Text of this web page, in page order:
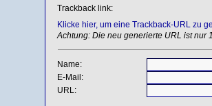
Trackback link:
Klicke hier, um eine Trackback-URL zu
Achtung: Die neu generierte URL ist nur
Name:
E-Mail:
URL: